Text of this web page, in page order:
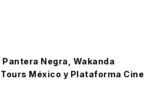
Pantera Negra, Wakanda
México y Plataforma Cine